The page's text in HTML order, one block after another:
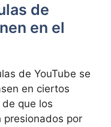
de
en el
de YouTube se
en ciertos
que los
presionados por